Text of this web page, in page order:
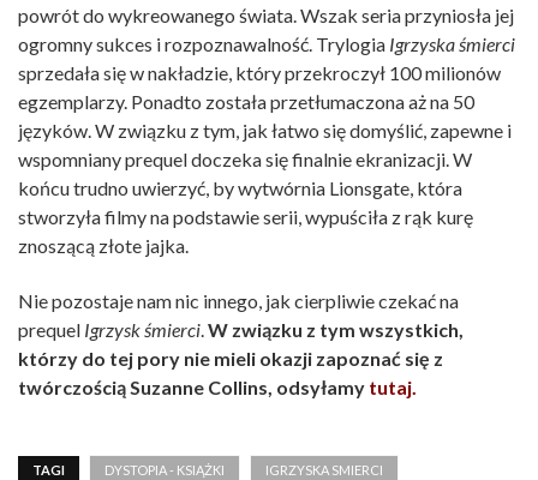
powrót do wykreowanego świata. Wszak seria przyniosła jej
ogromny sukces i rozpoznawalność. Trylogia Igrzyska śmierci
sprzedała się w nakładzie, który przekroczył 100 milionów
egzemplarzy. Ponadto została przetłumaczona aż na 50
języków. W związku z tym, jak łatwo się domyślić, zapewne i
wspomniany prequel doczeka się finalnie ekranizacji. W
końcu trudno uwierzyć, by wytwórnia Lionsgate, która
stworzyła filmy na podstawie serii, wypuściła z rąk kurę
znoszącą złote jajka.
Nie pozostaje nam nic innego, jak cierpliwie czekać na
prequel Igrzysk śmierci.W związku z tym wszystkich,
którzy do tej pory nie mieli okazji zapoznać się z
twórczością Suzanne Collins, odsyłamy tutaj.
TAGI DYSTOPIA - KSIĄŻKI IGRZYSKA SMIERCI